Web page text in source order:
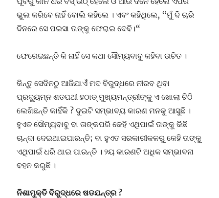
ଭୁଲ କରିବେ ନାହିଁ ବୋଲି କହିଲେ । ଏବଂ କହିଥିଲେ, “ମୁଁ ଦି ଚାରି
ଦିନରେ ସେ ପଇସା ତାଙ୍କୁ ଫେରାଇ ଦେବି।“
ଫେରେଇଛନ୍ତି କି ନାହିଁ ସେ କଥା ସୌମ୍ୟବାବୁ କହିବା ଉଚିତ ।
କିନ୍ତୁ ସେଦିନଠୁ ଆଜିଯାଏଁ ମଦ ବିରୁଦ୍ଧରେ ନୀରବ ଥିବା
ପ୍ରଦ୍ୟୁମ୍ନ ଶତପଥୀ ହଠାତ୍ ମୁଖ୍ୟମନ୍ତ୍ରୀଙ୍କୁ ଏ ଖୋଲା ଚିଠି
ଲେଖିଛନ୍ତି କାହିଁକି ? ଦୁଇଟି ସମ୍ଭାବ୍ୟ କାରଣ ମନକୁ ଆସୁଛି ।
ହୁଏତ ସୌମ୍ୟବାବୁ ବା ତାଙ୍କପରି କେହି ଏଥିପାଇଁ ତାଙ୍କୁ କିଛି
ଚାନ୍ଦା ଦେଇଥାଇପାରନ୍ତି; ବା ହୁଏତ ସରକାରୀକଳରୁ କେହି ତାଙ୍କୁ
ଏଥିପାଇଁ ଧରି ଥାଇ ପାରନ୍ତି । ୨ୟ କାରଣଟି ଅଧିକ ସମ୍ଭାବନା
ବହନ କରୁଛି ।
ନିଶାମୁକ୍ତି ବିରୁଦ୍ଧରେ ଷଡଯନ୍ତ୍ର ?